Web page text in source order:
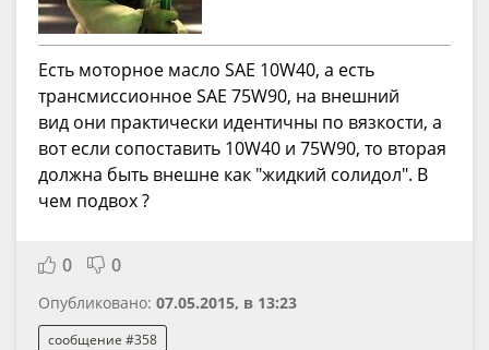
Есть моторное масло SAE 10W40, а есть
трансмиссионное SAE 75W90, на внешний
вид они практически идентичны по вязкости, а
вот если сопоставить 10W40 и 75W90, то вторая
должна быть внешне как "жидкий солидол". В
чем подвох ?
0 0
Опубликовано: 07.05.2015, в 13:23
сообщение #358